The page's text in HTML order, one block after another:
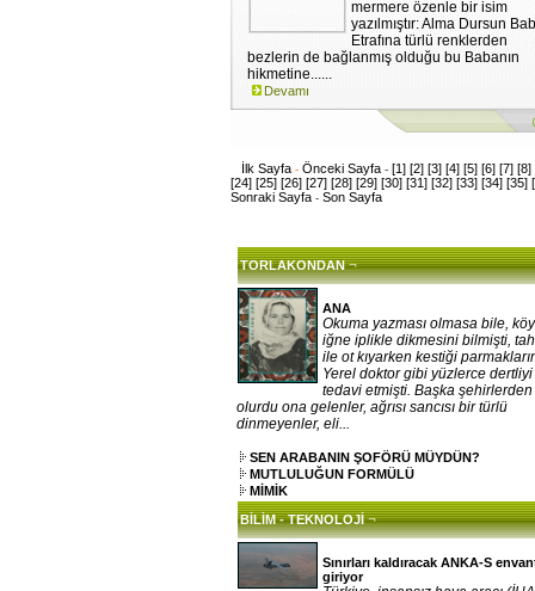
mermere özenle bir isim
yazılmıştır: Alma Dursun
Etrafına türlü renklerden
bezlerin de bağlanmış olduğu bu Babanın
hikmetine......
Devamı
İlk Sayfa - Önceki Sayfa - [1] [2] [3] [4] [5] [6] [7] [8]
[24] [25] [26] [27] [28] [29] [30] [31] [32] [33] [34] [35]
Sonraki Sayfa - Son Sayfa
TORLAKONDAN ¬
ANA
Okuma yazması olmasa bile,
iğne iplikle dikmesini bilmişti,
ile ot kıyarken kestiği
Yerel doktor gibi yüzlerce
tedavi etmişti. Başka
olurdu ona gelenler, ağrısı sancısı bir türlü
dinmeyenler, eli...
SEN ARABANIN ŞOFÖRÜ MÜYDÜN?
MUTLULUĞUN FORMÜLÜ
MİMİK
BİLİM - TEKNOLOJİ ¬
Sınırları kaldıracak ANKA-S
giriyor